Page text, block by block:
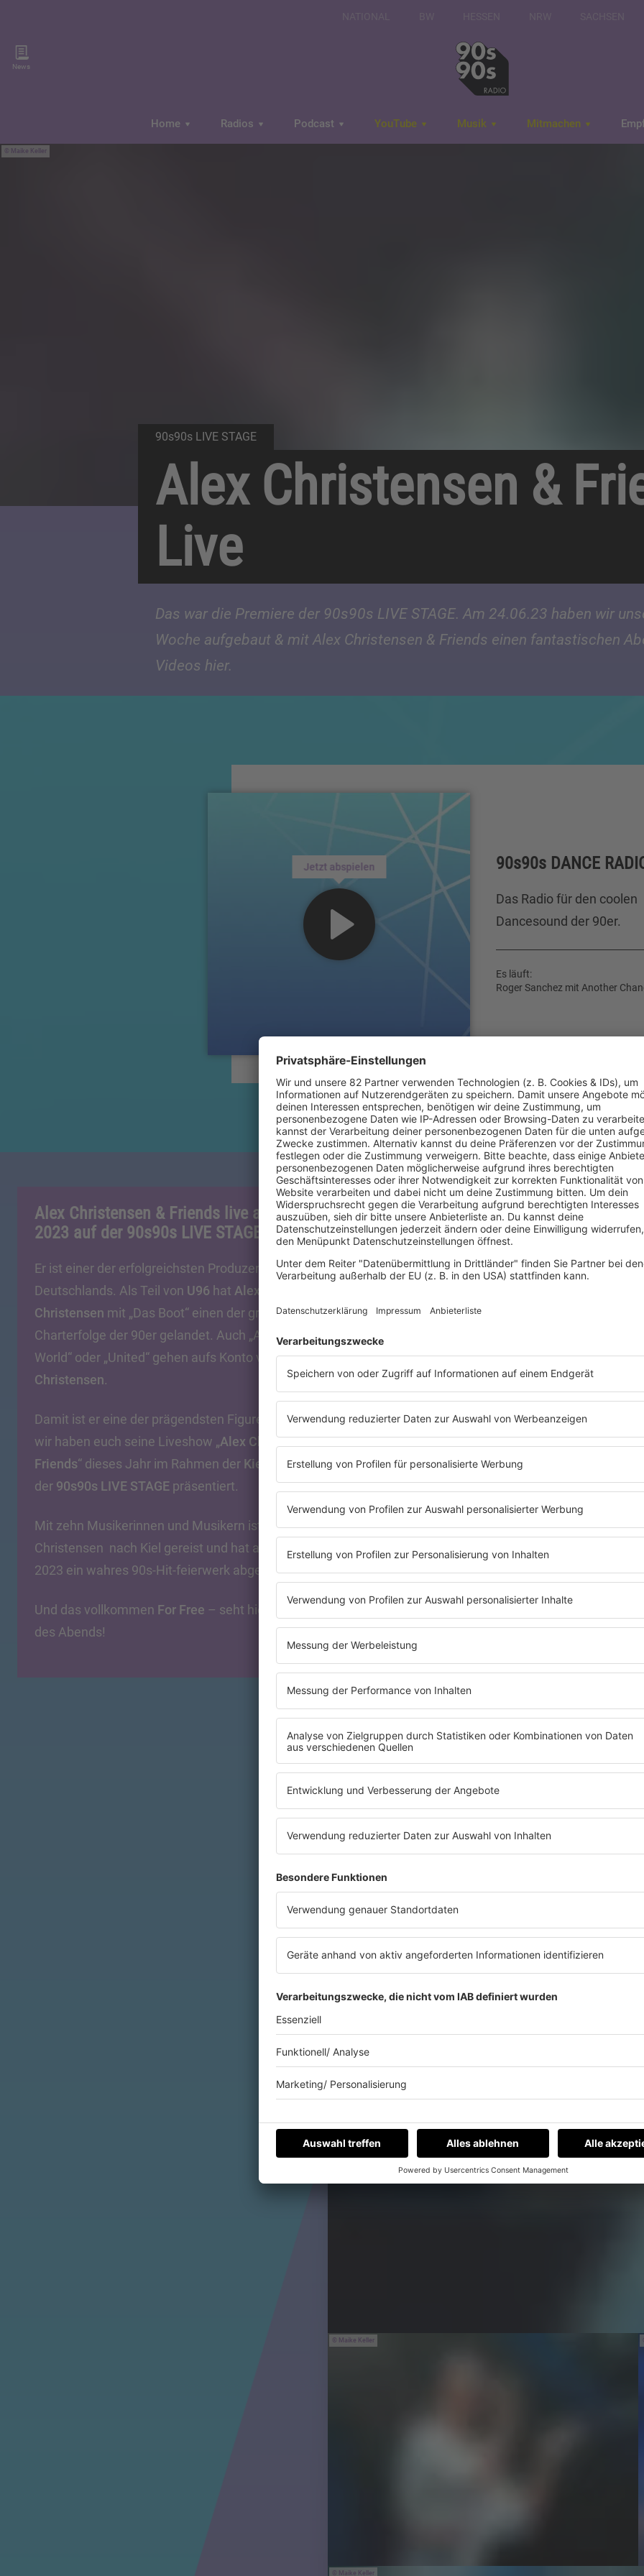
News
Home Radios Podcast YouTube Musik Mitmachen
Maike Keller
90s90s LIVE STAGE
Alex Christensen &
Live
Das war die Premiere der 90s90s LIVE STAGE. Am 24.06.23 haben wir
Woche aufgebaut & mit Alex Christensen & Friends einen fantastischen
Videos hier.
Jetzt abspielen 90s90s DANCE
Das Radio für den coolen
Dancesound der 90er.
Es läuft:
Roger Sanchez mit Another
Alex Christensen & Friends live am 24. Juni
2023 auf der 90s90s LIVE STAGE in Kiel
Er ist einer der erfolgreichsten Produzenten
Deutschlands. Als Teil von U96 hat Alex
Christensen mit „Das Boot“ einen der größten
Charterfolge der 90er gelandet. Auch „Around The
World“ oder „United“ gehen aufs Konto vonAlex
Christensen.
Damit ist er eine der prägendsten Figuren der 90s. Und
wir haben euch seine Liveshow „Alex Christensen &
Friends“ dieses Jahr im Rahmen der Kieler Wocheauf
der 90s90s LIVE STAGE präsentiert.
Mit zehn Musikerinnen und Musikern ist Alex
Christensen nach Kiel gereist und hat am 24. Juni
2023 ein wahres 90s-Hit-feierwerk abgebrannt.
Und das vollkommen For Free – seht hier die Bilder
des Abends!
Maike Keller
Maike Keller
Maike Keller
Maike Keller
Maike Keller